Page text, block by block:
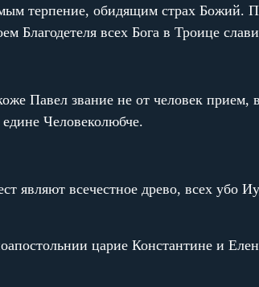
терпение, обидящим страх Божий.
Благодетеля всех Бога в Троице
Павел звание не от человек
Человеколюбче.
являют всечестное древо, всех
царие Константине и